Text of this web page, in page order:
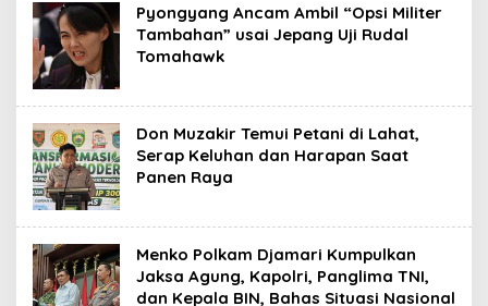
Pyongyang Ancam Ambil “Opsi Militer
Tambahan” usai Jepang Uji Rudal
Tomahawk
Don Muzakir Temui Petani di Lahat,
Serap Keluhan dan Harapan Saat
Panen Raya
Menko Polkam Djamari Kumpulkan
Jaksa Agung, Kapolri, Panglima TNI,
dan Kepala BIN, Bahas Situasi Nasional